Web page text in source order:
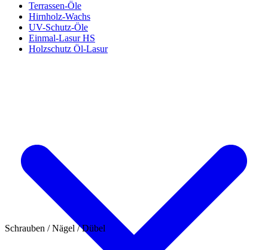
Terrassen-Öle
Hirnholz-Wachs
UV-Schutz-Öle
Einmal-Lasur HS
Holzschutz Öl-Lasur
Schrauben / Nägel / Dübel